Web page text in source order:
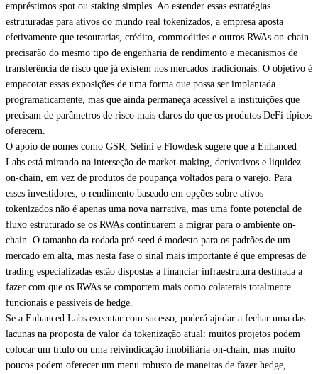
empréstimos spot ou staking simples. Ao estender essas estratégias
estruturadas para ativos do mundo real tokenizados, a empresa aposta
efetivamente que tesourarias, crédito, commodities e outros RWAs on-chain
precisarão do mesmo tipo de engenharia de rendimento e mecanismos de
transferência de risco que já existem nos mercados tradicionais. O objetivo é
empacotar essas exposições de uma forma que possa ser implantada
programaticamente, mas que ainda permaneça acessível a instituições que
precisam de parâmetros de risco mais claros do que os produtos DeFi típicos
oferecem.
O apoio de nomes como GSR, Selini e Flowdesk sugere que a Enhanced
Labs está mirando na interseção de market-making, derivativos e liquidez
on-chain, em vez de produtos de poupança voltados para o varejo. Para
esses investidores, o rendimento baseado em opções sobre ativos
tokenizados não é apenas uma nova narrativa, mas uma fonte potencial de
fluxo estruturado se os RWAs continuarem a migrar para o ambiente on-
chain. O tamanho da rodada pré-seed é modesto para os padrões de um
mercado em alta, mas nesta fase o sinal mais importante é que empresas de
trading especializadas estão dispostas a financiar infraestrutura destinada a
fazer com que os RWAs se comportem mais como colaterais totalmente
funcionais e passíveis de hedge.
Se a Enhanced Labs executar com sucesso, poderá ajudar a fechar uma das
lacunas na proposta de valor da tokenização atual: muitos projetos podem
colocar um título ou uma reivindicação imobiliária on-chain, mas muito
poucos podem oferecer um menu robusto de maneiras de fazer hedge,